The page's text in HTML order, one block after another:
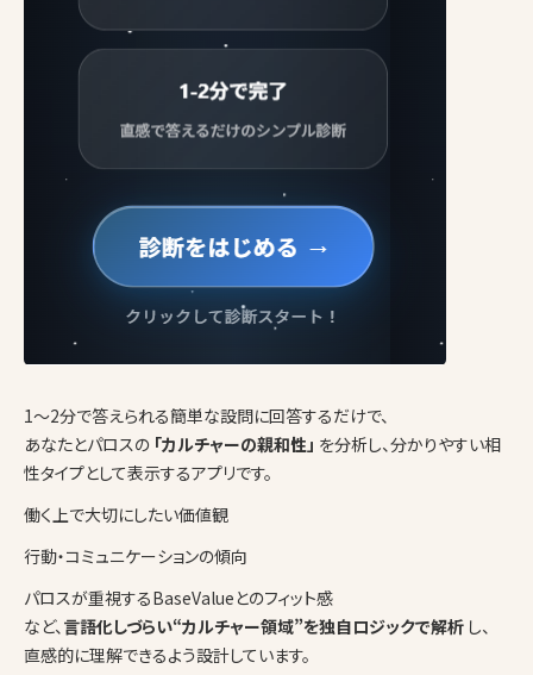
1〜2分で答えられる簡単な設問に回答するだけで、
あなたとパロスの 「カルチャーの親和性」 を分析し、分かりやすい相
性タイプとして表示するアプリです。
働く上で大切にしたい価値観
行動・コミュニケーションの傾向
パロスが重視するBaseValueとのフィット感
など、言語化しづらい“カルチャー領域”を独自ロジックで解析 し、
直感的に理解できるよう設計しています。